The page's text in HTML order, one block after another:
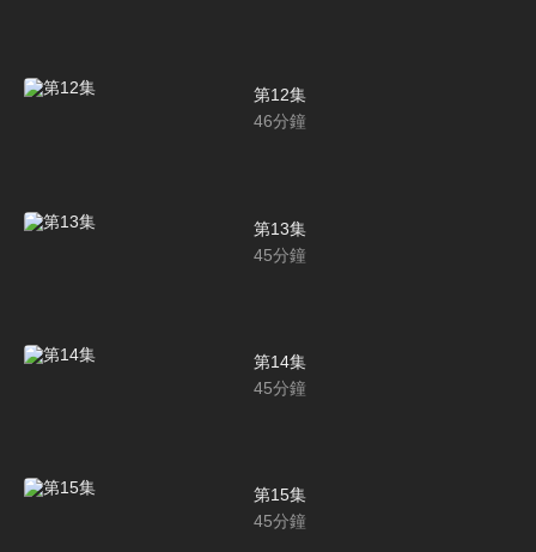
第12集
46分鐘
第13集
45分鐘
第14集
45分鐘
第15集
45分鐘